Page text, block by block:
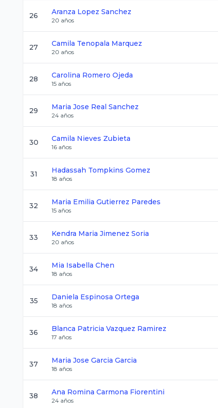
26 Aranza Lopez Sanchez
20 años
27 Camila Tenopala Marquez
20 años
28 Carolina Romero Ojeda
15 años
29 Maria Jose Real Sanchez
24 años
30 Camila Nieves Zubieta
16 años
31 Hadassah Tompkins Gomez
18 años
32 Maria Emilia Gutierrez Paredes
15 años
33 Kendra Maria Jimenez Soria
20 años
34 Mia Isabella Chen
18 años
35 Daniela Espinosa Ortega
18 años
36 Blanca Patricia Vazquez Ramirez
17 años
37 Maria Jose Garcia Garcia
18 años
38 Ana Romina Carmona Fiorentini
24 años